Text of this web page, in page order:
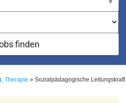
finden
Therapie » Sozialpädagogische Leitungskraft